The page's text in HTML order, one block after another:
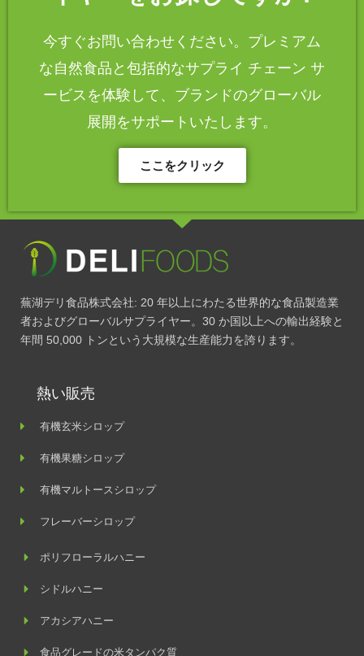
今すぐお問い合わせください。プレミアム
な自然食品と包括的なサプライ チェーン サ
ービスを体験して、ブランドのグローバル
展開をサポートいたします。
ここをクリック
蕪湖デリ食品株式会社: 20 年以上にわたる世界的な食品製造業
者およびグローバルサプライヤー。30 か国以上への輸出経験と
年間 50,000 トンという大規模な生産能力を誇ります。
熱い販売
有機玄米シロップ
有機果糖シロップ
有機マルトースシロップ
フレーバーシロップ
ポリフローラルハニー
シドルハニー
アカシアハニー
食品グレードの米タンパク質